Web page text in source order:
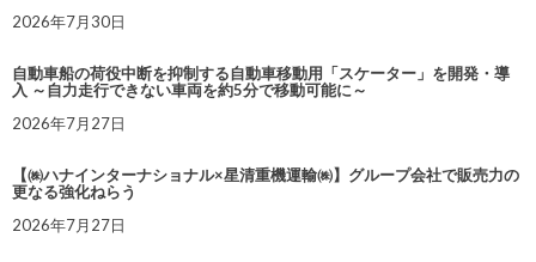
2026年7月30日
自動車船の荷役中断を抑制する自動車移動用「スケーター」を開発・導
入 ～自力走行できない車両を約5分で移動可能に～
2026年7月27日
【㈱ハナインターナショナル×星清重機運輸㈱】グループ会社で販売力の
更なる強化ねらう
2026年7月27日